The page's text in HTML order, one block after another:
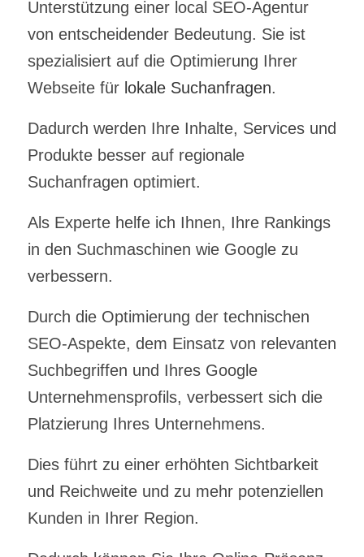
Unterstützung einer local SEO-Agentur
von entscheidender Bedeutung. Sie ist
spezialisiert auf die Optimierung Ihrer
Webseite für lokale Suchanfragen.
Dadurch werden Ihre Inhalte, Services und
Produkte besser auf regionale
Suchanfragen optimiert.
Als Experte helfe ich Ihnen, Ihre Rankings
in den Suchmaschinen wie Google zu
verbessern.
Durch die Optimierung der technischen
SEO-Aspekte, dem Einsatz von relevanten
Suchbegriffen und Ihres Google
Unternehmensprofils, verbessert sich die
Platzierung Ihres Unternehmens.
Dies führt zu einer erhöhten Sichtbarkeit
und Reichweite und zu mehr potenziellen
Kunden in Ihrer Region.